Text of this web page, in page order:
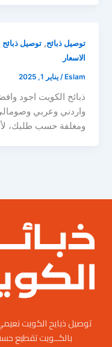
توصيل ذبائح,توصيل
الاسعار
Eslam
/يناير 1, 2025
ذبائح الكويت اجود
واردني وعربي
ومغلفة حسب طلبك،
توصيل ذبايح الكويت
بالكــويت تقطيع